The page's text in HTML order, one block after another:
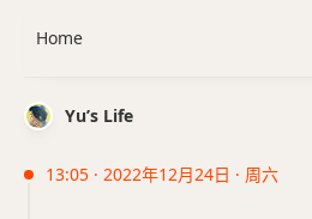
Yu’s Life
13:05 · 2022年12月24日 · 周六
Home